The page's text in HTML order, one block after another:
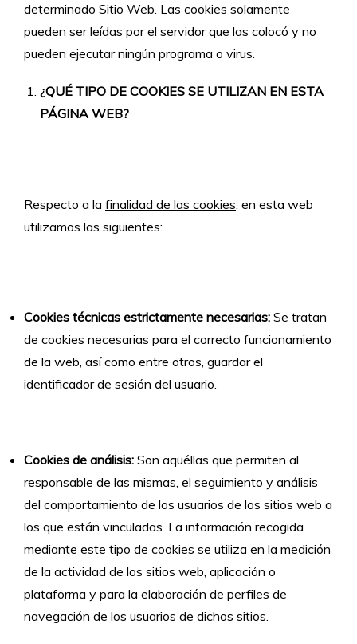
determinado Sitio Web. Las cookies solamente
pueden ser leídas por el servidor que las colocó y no
pueden ejecutar ningún programa o virus.
¿QUÉ TIPO DE COOKIES SE UTILIZAN EN ESTA
PÁGINA WEB?
Respecto a la finalidad de las cookies , en esta web
utilizamos las siguientes:
Cookies técnicas estrictamente necesarias: Se tratan
de cookies necesarias para el correcto funcionamiento
de la web, así como entre otros, guardar el
identificador de sesión del usuario.
Cookies de análisis: Son aquéllas que permiten al
responsable de las mismas, el seguimiento y análisis
del comportamiento de los usuarios de los sitios web a
los que están vinculadas. La información recogida
mediante este tipo de cookies se utiliza en la medición
de la actividad de los sitios web, aplicación o
plataforma y para la elaboración de perfiles de
navegación de los usuarios de dichos sitios.